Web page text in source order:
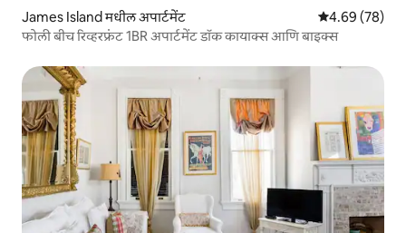
James Island मधील अपार्टमेंट 5 पैकी 4.69
4.69 (78)
फोली बीच रिव्हरफ्रंट 1BR अपार्टमेंट डॉक कायाक्स आणि बाइक्स